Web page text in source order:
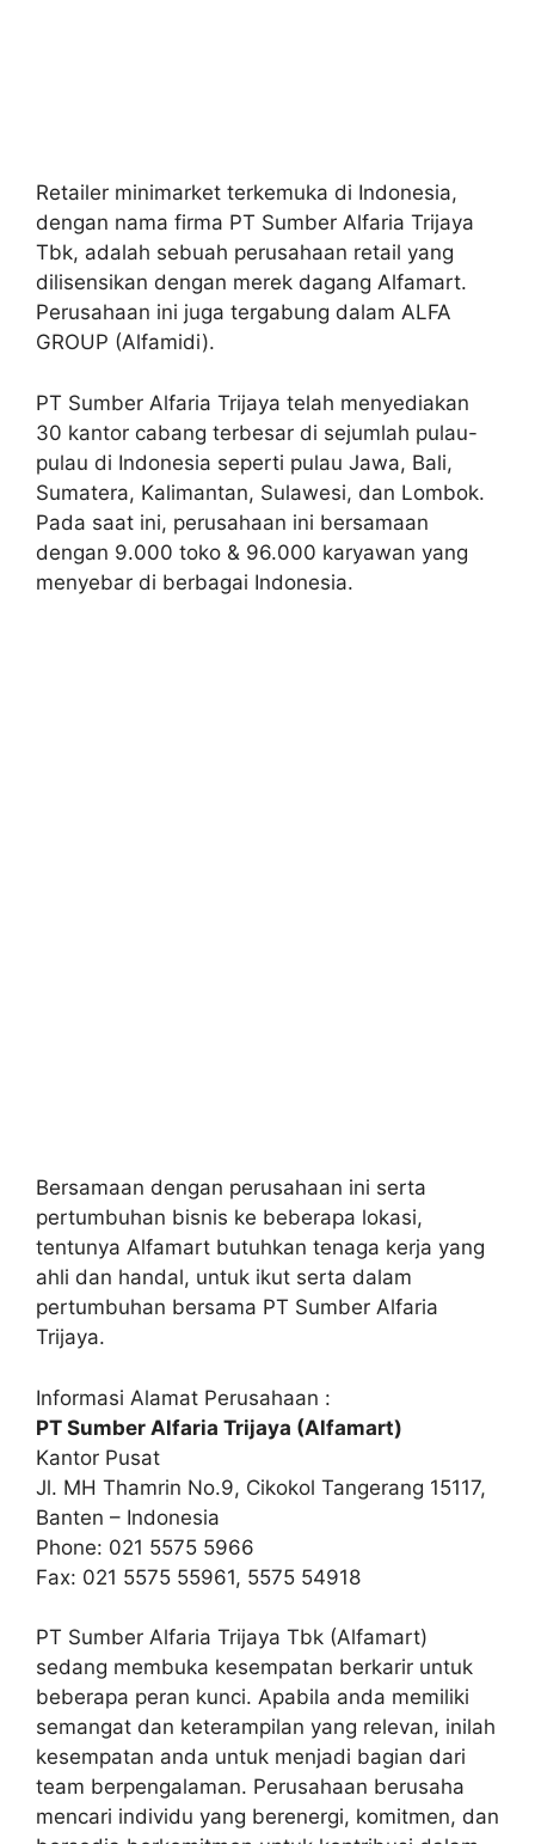
Retailer minimarket terkemuka di Indonesia,
dengan nama firma PT Sumber Alfaria Trijaya
Tbk, adalah sebuah perusahaan retail yang
dilisensikan dengan merek dagang Alfamart.
Perusahaan ini juga tergabung dalam ALFA
GROUP (Alfamidi).
PT Sumber Alfaria Trijaya telah menyediakan
30 kantor cabang terbesar di sejumlah pulau-
pulau di Indonesia seperti pulau Jawa, Bali,
Sumatera, Kalimantan, Sulawesi, dan Lombok.
Pada saat ini, perusahaan ini bersamaan
dengan 9.000 toko & 96.000 karyawan yang
menyebar di berbagai Indonesia.
Bersamaan dengan perusahaan ini serta
pertumbuhan bisnis ke beberapa lokasi,
tentunya Alfamart butuhkan tenaga kerja yang
ahli dan handal, untuk ikut serta dalam
pertumbuhan bersama PT Sumber Alfaria
Trijaya.
Informasi Alamat Perusahaan :
PT Sumber Alfaria Trijaya (Alfamart)
Kantor Pusat
Jl. MH Thamrin No.9, Cikokol Tangerang 15117,
Banten – Indonesia
Phone: 021 5575 5966
Fax: 021 5575 55961, 5575 54918
PT Sumber Alfaria Trijaya Tbk (Alfamart)
sedang membuka kesempatan berkarir untuk
beberapa peran kunci. Apabila anda memiliki
semangat dan keterampilan yang relevan, inilah
kesempatan anda untuk menjadi bagian dari
team berpengalaman. Perusahaan berusaha
mencari individu yang berenergi, komitmen, dan